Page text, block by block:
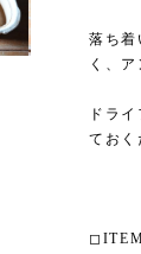
落ち着
く、
ドラ
ておく